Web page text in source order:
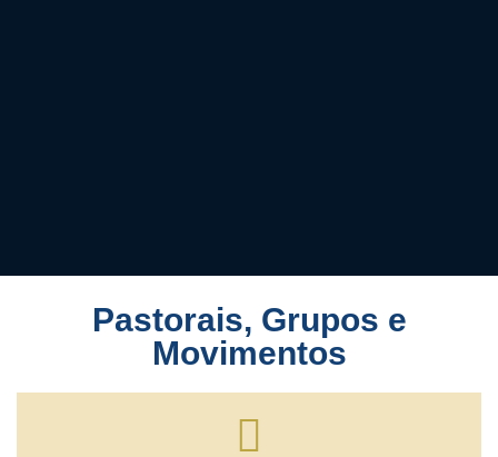
Pastorais, Grupos e
Movimentos